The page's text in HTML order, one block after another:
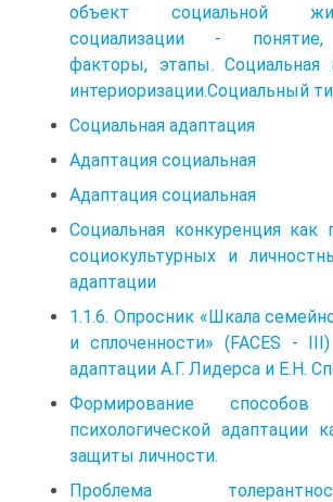
объект социальной
социализации -
факторы, этапы. Социальная
интериоризации.Социальный
Социальная адаптация
Адаптация социальная
Адаптация социальная
Социальная конкуренция как
социокультурных и
адаптации
1.1.6. Опросник «Шкала
и сплоченности» (FACES -
адаптации А.Г. Лидерса и Е.Н.
Формирование способов
психологической адаптации
защиты личности.
Проблема